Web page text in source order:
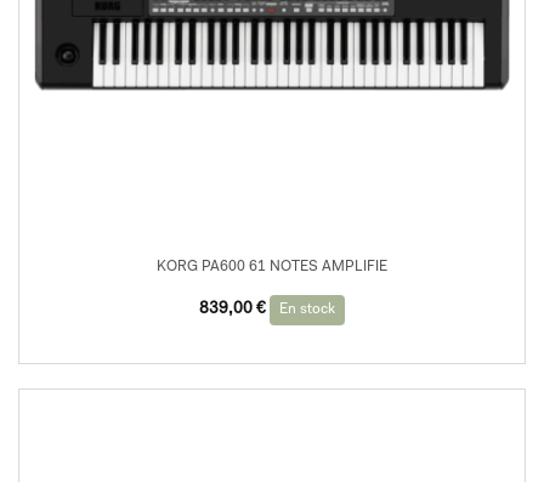
KORG PA600 61 NOTES AMPLIFIE
839,00 € En stock